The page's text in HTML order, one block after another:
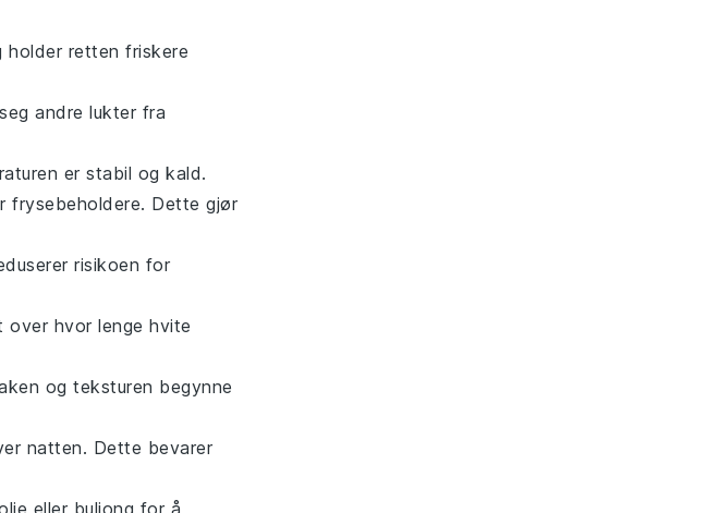
holder retten friskere
andre lukter fra
er stabil og kald.
frysebeholdere. Dette gjør
risikoen for
over hvor lenge hvite
og teksturen begynne
natten. Dette bevarer
eller buljong for å